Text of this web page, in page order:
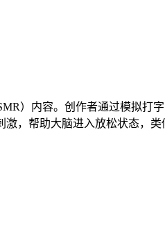
）内容。创作者通过模拟
，帮助大脑进入放松状态，类